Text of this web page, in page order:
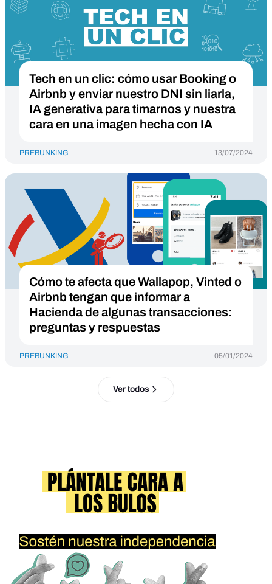
Tech en un clic: cómo usar Booking o
Airbnb y enviar nuestro DNI sin liarla,
IA generativa para timarnos y nuestra
cara en una imagen hecha con IA
PREBUNKING 13/07/2024
Cómo te afecta que Wallapop, Vinted o
Airbnb tengan que informar a
Hacienda de algunas transacciones:
preguntas y respuestas
PREBUNKING 05/01/2024
Ver todos